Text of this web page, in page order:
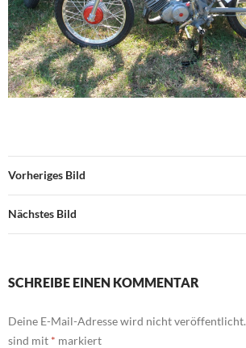
Vorheriges Bild
Nächstes Bild
SCHREIBE EINEN KOMMENTAR
Deine E-Mail-Adresse wird nicht veröffentlicht.
sind mit * markiert